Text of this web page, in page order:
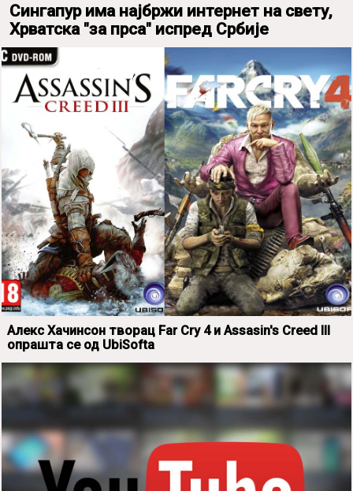
Сингапур има најбржи интернет на свету,
Хрватска "за прса" испред Србије
Алекс Хачинсон творац Far Cry 4 и Assasin's Creed III
опрашта се од UbiSofta